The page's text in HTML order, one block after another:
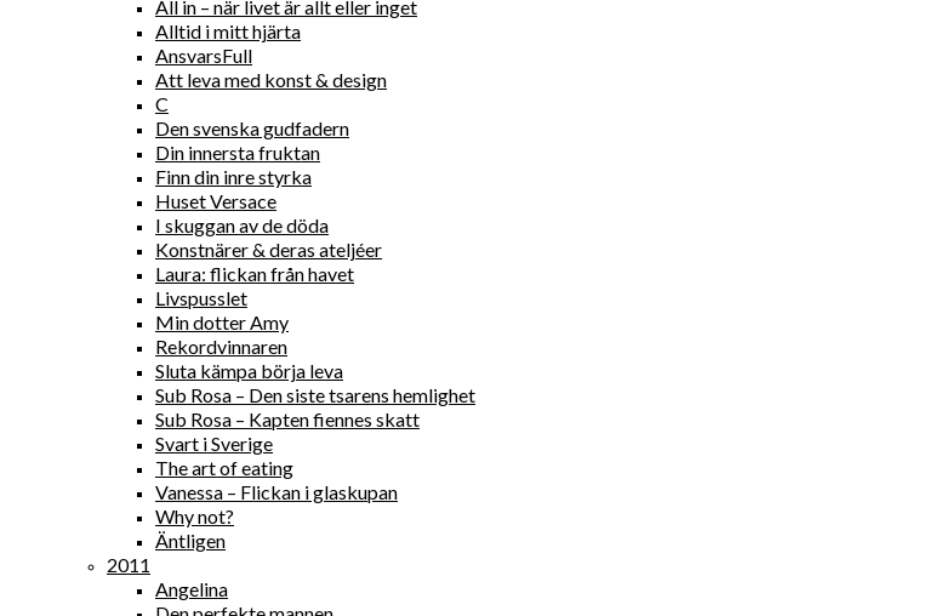
All in – när livet är allt eller inget
Alltid i mitt hjärta
AnsvarsFull
Att leva med konst & design
C
Den svenska gudfadern
Din innersta fruktan
Finn din inre styrka
Huset Versace
I skuggan av de döda
Konstnärer & deras ateljéer
Laura: flickan från havet
Livspusslet
Min dotter Amy
Rekordvinnaren
Sluta kämpa börja leva
Sub Rosa – Den siste tsarens hemlighet
Sub Rosa – Kapten fiennes skatt
Svart i Sverige
The art of eating
Vanessa – Flickan i glaskupan
Why not?
Äntligen
2011
Angelina